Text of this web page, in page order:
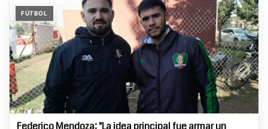
FÚTBOL